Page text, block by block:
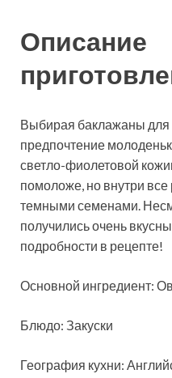
Описание
Выбирая баклажаны для
предпочтение
светло-фиолетовой
помоложе, но внутри все
темными семенами.
получились очень
подробности в рецепте!
Основной ингредиент:
Блюдо: Закуски
География кухни: